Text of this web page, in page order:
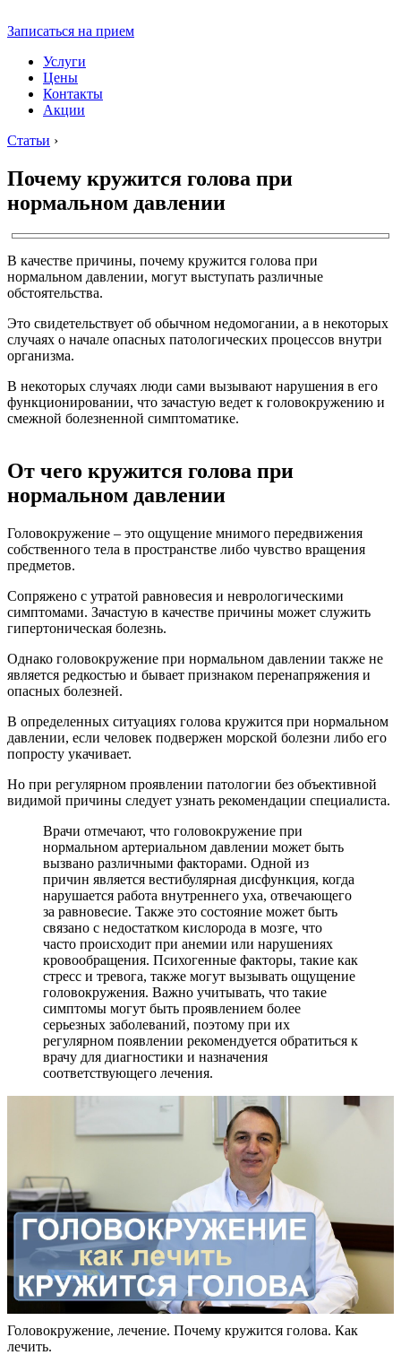
Записаться на прием
Услуги
Цены
Контакты
Акции
Статьи ›
Почему кружится голова при
нормальном давлении
В качестве причины, почему кружится голова при
нормальном давлении, могут выступать различные
обстоятельства.
Это свидетельствует об обычном недомогании, а в некоторых
случаях о начале опасных патологических процессов внутри
организма.
В некоторых случаях люди сами вызывают нарушения в его
функционировании, что зачастую ведет к головокружению и
смежной болезненной симптоматике.
От чего кружится голова при
нормальном давлении
Головокружение – это ощущение мнимого передвижения
собственного тела в пространстве либо чувство вращения
предметов.
Сопряжено с утратой равновесия и неврологическими
симптомами. Зачастую в качестве причины может служить
гипертоническая болезнь.
Однако головокружение при нормальном давлении также не
является редкостью и бывает признаком перенапряжения и
опасных болезней.
В определенных ситуациях голова кружится при нормальном
давлении, если человек подвержен морской болезни либо его
попросту укачивает.
Но при регулярном проявлении патологии без объективной
видимой причины следует узнать рекомендации специалиста.
Врачи отмечают, что головокружение при
нормальном артериальном давлении может быть
вызвано различными факторами. Одной из
причин является вестибулярная дисфункция, когда
нарушается работа внутреннего уха, отвечающего
за равновесие. Также это состояние может быть
связано с недостатком кислорода в мозге, что
часто происходит при анемии или нарушениях
кровообращения. Психогенные факторы, такие как
стресс и тревога, также могут вызывать ощущение
головокружения. Важно учитывать, что такие
симптомы могут быть проявлением более
серьезных заболеваний, поэтому при их
регулярном появлении рекомендуется обратиться к
врачу для диагностики и назначения
соответствующего лечения.
Головокружение, лечение. Почему кружится голова. Как
лечить.